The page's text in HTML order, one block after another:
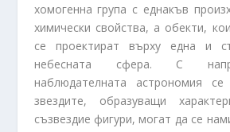
хомогенна група с еднакъв
химически свойства, а обекти,
се проектират върху една и
небесната сфера. С
наблюдателната астрономия
звездите, образуващи
съзвездие фигури, могат да се